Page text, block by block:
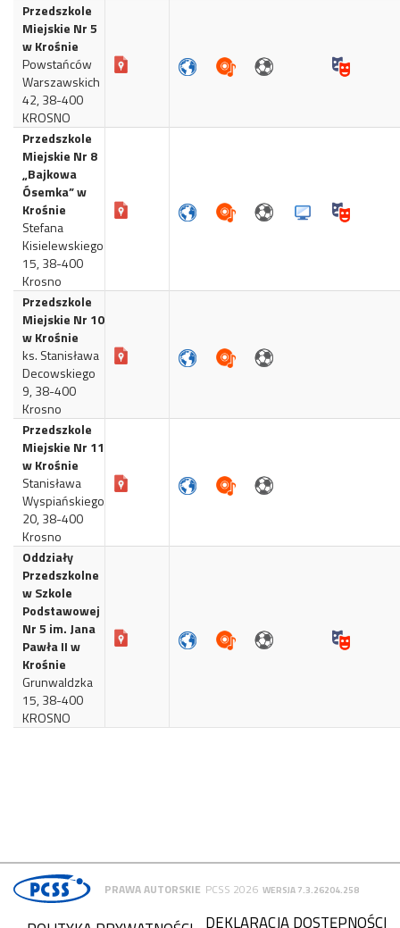
Przedszkole
Miejskie Nr 5
w Krośnie
Powstańców
Warszawskich
42, 38-400
KROSNO
Przedszkole
Miejskie Nr 8
„Bajkowa
Ósemka” w
Krośnie
Stefana
Kisielewskiego
15, 38-400
Krosno
Przedszkole
Miejskie Nr 10
w Krośnie
ks. Stanisława
Decowskiego
9, 38-400
Krosno
Przedszkole
Miejskie Nr 11
w Krośnie
Stanisława
Wyspiańskiego
20, 38-400
Krosno
Oddziały
Przedszkolne
w Szkole
Podstawowej
Nr 5 im. Jana
Pawła II w
Krośnie
Grunwaldzka
15, 38-400
KROSNO
PRAWA AUTORSKIE PCSS 2026 WERSJA 7.3.26204.258
DEKLARACJA DOSTĘPNOŚCI